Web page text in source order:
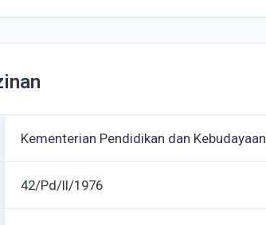
Kementerian Pendidikan dan Kebudayaan
42/Pd/II/1976